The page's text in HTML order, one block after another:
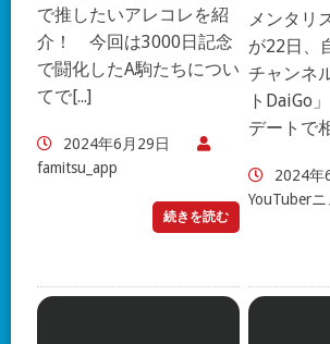
で推したいアレコレを紹
介！ 今回は3000日記念
で闘化したA駒たちについ
てで[...]
2024年6月29日
famitsu_app
続きを読む
メンタリ
が22日、
チャンネ
トDaiGo
デートで
2024年
YouTuber